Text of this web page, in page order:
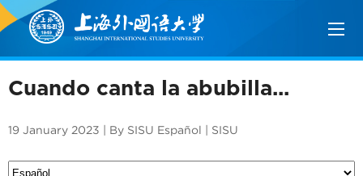
Cuando canta la abubilla...
19 January 2023 | By SISU Español | SISU